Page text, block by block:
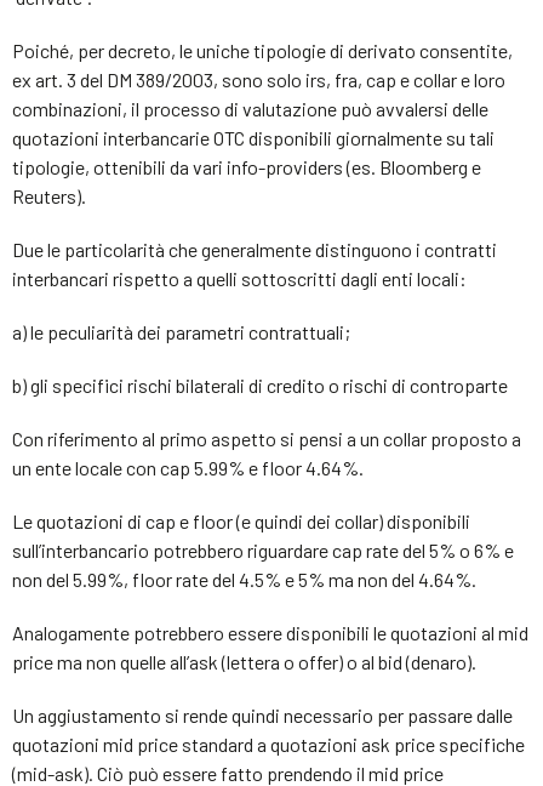
Poiché, per decreto, le uniche tipologie di derivato consentite,
ex art. 3 del DM 389/2003, sono solo irs, fra, cap e collar e loro
combinazioni, il processo di valutazione può avvalersi delle
quotazioni interbancarie OTC disponibili giornalmente su tali
tipologie, ottenibili da vari info-providers (es. Bloomberg e
Reuters).
Due le particolarità che generalmente distinguono i contratti
interbancari rispetto a quelli sottoscritti dagli enti locali:
a) le peculiarità dei parametri contrattuali;
b) gli specifici rischi bilaterali di credito o rischi di controparte
Con riferimento al primo aspetto si pensi a un collar proposto a
un ente locale con cap 5.99% e floor 4.64%.
Le quotazioni di cap e floor (e quindi dei collar) disponibili
sull’interbancario potrebbero riguardare cap rate del 5% o 6% e
non del 5.99%, floor rate del 4.5% e 5% ma non del 4.64%.
Analogamente potrebbero essere disponibili le quotazioni al mid
price ma non quelle all’ask (lettera o offer) o al bid (denaro).
Un aggiustamento si rende quindi necessario per passare dalle
quotazioni mid price standard a quotazioni ask price specifiche
(mid-ask). Ciò può essere fatto prendendo il mid price